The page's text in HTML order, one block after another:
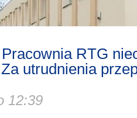
RTG
utrudnienia
12:39